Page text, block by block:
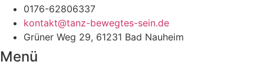
0176-62806337
kontakt@tanz-bewegtes-sein.de
Grüner Weg 29, 61231 Bad Nauheim
Menü